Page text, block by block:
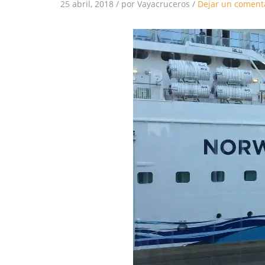
25 abril, 2018 / por Vayacruceros / Dejar un